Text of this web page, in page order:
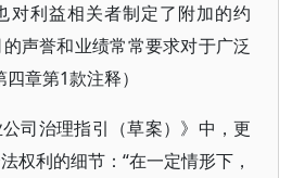
对利益相关者制定了附加的约
声誉和业绩常常要求对于广泛
章第1款注释）
司治理指引（草案）》中，更
权利的细节：“在一定情形下，